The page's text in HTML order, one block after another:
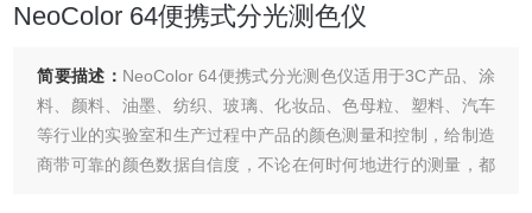
NeoColor 64便携式分光测色仪
简要描述： NeoColor 64便携式分光测色仪适用于3C产品、涂
料、颜料、油墨、纺织、玻璃、化妆品、色母粒、塑料、汽车
等行业的实验室和生产过程中产品的颜色测量和控制，给制造
商带可靠的颜色数据自信度，不论在何时何地进行的测量，都